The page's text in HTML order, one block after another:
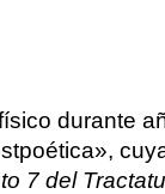
durante
7 del